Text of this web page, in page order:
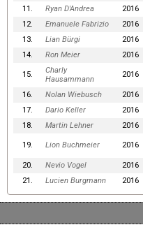
11. Ryan D'Andrea 2016
12. Emanuele Fabrizio 2016
13. Lian Bürgi 2016
14. Ron Meier 2016
15.
Charly
Hausammann
2016
16. Nolan Wiebusch 2016
17. Dario Keller 2016
18. Martin Lehner 2016
19. Lion Buchmeier 2016
20. Nevio Vogel 2016
21. Lucien Burgmann 2016